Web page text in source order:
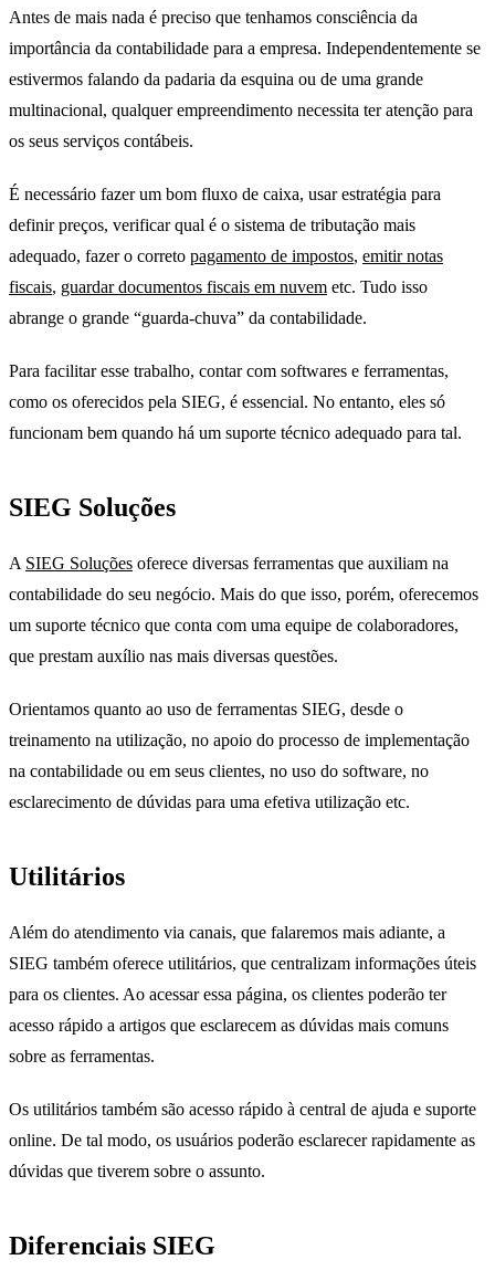
Antes de mais nada é preciso que tenhamos consciência da
importância da contabilidade para a empresa. Independentemente se
estivermos falando da padaria da esquina ou de uma grande
multinacional, qualquer empreendimento necessita ter atenção para
os seus serviços contábeis.
É necessário fazer um bom fluxo de caixa, usar estratégia para
definir preços, verificar qual é o sistema de tributação mais
adequado, fazer o correto pagamento de impostos, emitir notas
fiscais, guardar documentos fiscais em nuvem etc. Tudo isso
abrange o grande “guarda-chuva” da contabilidade.
Para facilitar esse trabalho, contar com softwares e ferramentas,
como os oferecidos pela SIEG, é essencial. No entanto, eles só
funcionam bem quando há um suporte técnico adequado para tal.
SIEG Soluções
A SIEG Soluções oferece diversas ferramentas que auxiliam na
contabilidade do seu negócio. Mais do que isso, porém, oferecemos
um suporte técnico que conta com uma equipe de colaboradores,
que prestam auxílio nas mais diversas questões.
Orientamos quanto ao uso de ferramentas SIEG, desde o
treinamento na utilização, no apoio do processo de implementação
na contabilidade ou em seus clientes, no uso do software, no
esclarecimento de dúvidas para uma efetiva utilização etc.
Utilitários
Além do atendimento via canais, que falaremos mais adiante, a
SIEG também oferece utilitários, que centralizam informações úteis
para os clientes. Ao acessar essa página, os clientes poderão ter
acesso rápido a artigos que esclarecem as dúvidas mais comuns
sobre as ferramentas.
Os utilitários também são acesso rápido à central de ajuda e suporte
online. De tal modo, os usuários poderão esclarecer rapidamente as
dúvidas que tiverem sobre o assunto.
Diferenciais SIEG